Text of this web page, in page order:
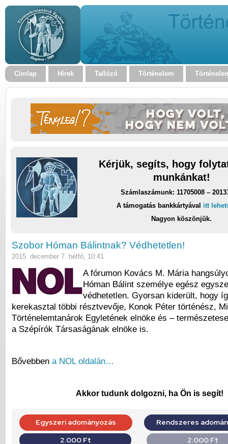
Címlap Hírek Tallózó Történelem
Kérjük, segíts, hogy
munkánkat!
Számlaszámunk: 11705008 –
A támogatás bankkártyával itt
Nagyon köszönjük.
Szobor Hóman Bálintnak? Védhetetlen!
2015. december 7. hétfő, 10:41
A fórumon Kovács M. Mária
Hóman Bálint személye egész
védhetetlen. Gyorsan kiderült, hogy
kerekasztal többi résztvevője, Konok Péter történész,
Történelemtanárok Egyletének elnöke és –
a Szépírók Társaságának elnöke is.
Bővebben a NOL oldalán…
Akkor tudunk dolgozni, ha Ön is segít!